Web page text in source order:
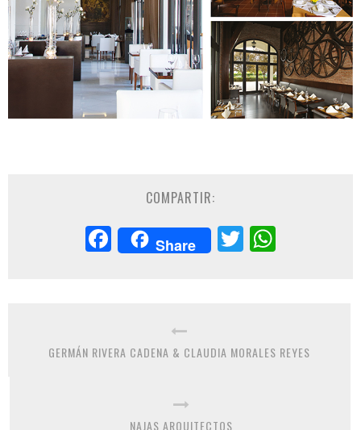
COMPARTIR:
Facebook
Share Twitter
GERMÁN RIVERA CADENA & CLAUDIA MORALES REYES
NAJAS ARQUITECTOS